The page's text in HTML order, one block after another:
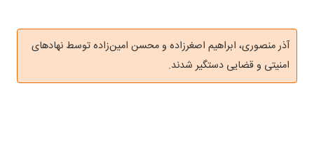
آذر منصوری، ابراهیم اصغرزاده و محسن امین‌زاده توسط نهادهای
امنیتی و قضایی دستگیر شدند.